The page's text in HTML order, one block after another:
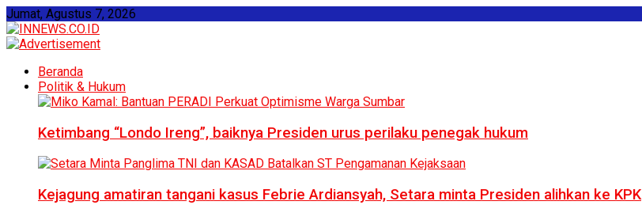
Jumat, Agustus 7, 2026
Beranda
Politik & Hukum
Ketimbang “Londo Ireng”, baiknya Presiden urus perilaku penegak hukum
Kejagung amatiran tangani kasus Febrie Ardiansyah, Setara minta Presiden alihkan ke KPK